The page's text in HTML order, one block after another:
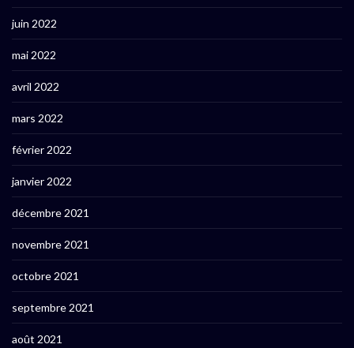
juin 2022
mai 2022
avril 2022
mars 2022
février 2022
janvier 2022
décembre 2021
novembre 2021
octobre 2021
septembre 2021
août 2021